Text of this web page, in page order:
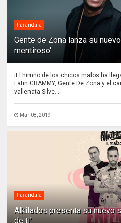
Farándula
Gente de Zona lanza su
mentiroso'
¡El himno de los chicos malos ha
Latin GRAMMY, Gente De Zona y el
vallenata Silve...
Mar 08, 2019
Farándula
Alkilados presenta su nuevo
de ti'